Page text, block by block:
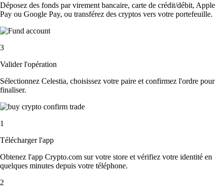
Déposez des fonds par virement bancaire, carte de crédit/débit, Apple
Pay ou Google Pay, ou transférez des cryptos vers votre portefeuille.
3
Valider l'opération
Sélectionnez Celestia, choisissez votre paire et confirmez l'ordre pour
finaliser.
1
Télécharger l'app
Obtenez l'app Crypto.com sur votre store et vérifiez votre identité en
quelques minutes depuis votre téléphone.
2